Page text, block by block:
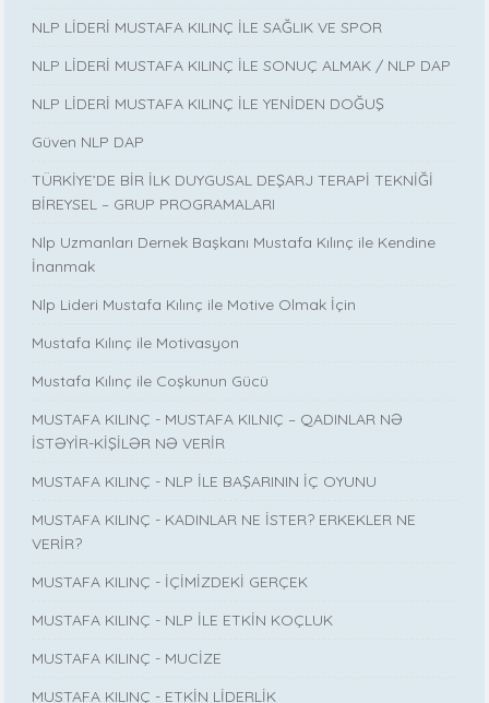
NLP LİDERİ MUSTAFA KILINÇ İLE SAĞLIK VE SPOR
NLP LİDERİ MUSTAFA KILINÇ İLE SONUÇ ALMAK / NLP DAP
NLP LİDERİ MUSTAFA KILINÇ İLE YENİDEN DOĞUŞ
Güven NLP DAP
TÜRKİYE’DE BİR İLK DUYGUSAL DEŞARJ TERAPİ TEKNİĞİ
BİREYSEL – GRUP PROGRAMALARI
Nlp Uzmanları Dernek Başkanı Mustafa Kılınç ile Kendine
İnanmak
Nlp Lideri Mustafa Kılınç ile Motive Olmak İçin
Mustafa Kılınç ile Motivasyon
Mustafa Kılınç ile Coşkunun Gücü
MUSTAFA KILINÇ - MUSTAFA KILNIÇ – QADINLAR NƏ
İSTƏYİR-KİŞİLƏR NƏ VERİR
MUSTAFA KILINÇ - NLP İLE BAŞARININ İÇ OYUNU
MUSTAFA KILINÇ - KADINLAR NE İSTER? ERKEKLER NE
VERİR?
MUSTAFA KILINÇ - İÇİMİZDEKİ GERÇEK
MUSTAFA KILINÇ - NLP İLE ETKİN KOÇLUK
MUSTAFA KILINÇ - MUCİZE
MUSTAFA KILINÇ - ETKİN LİDERLİK